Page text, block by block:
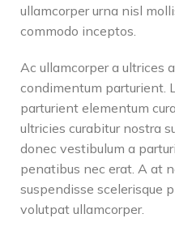
ullamcorper urna nisl
commodo inceptos.
Ac ullamcorper a ultrices
condimentum parturient.
parturient elementum
ultricies curabitur nostra
donec vestibulum a
penatibus nec erat. A at
suspendisse scelerisque
volutpat ullamcorper.